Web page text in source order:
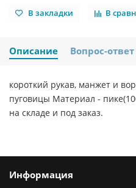
В закладки В
Описание Вопрос-ответ
короткий рукав, манжет и
пуговицы Материал -
на складе и под заказ.
Информация